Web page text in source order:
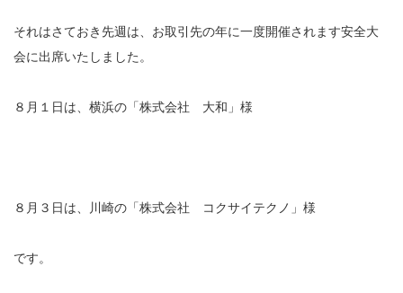
それはさておき先週は、お取引先の年に一度開催されます安全大
会に出席いたしました。
８月１日は、横浜の「株式会社 大和」様
８月３日は、川崎の「株式会社 コクサイテクノ」様
です。